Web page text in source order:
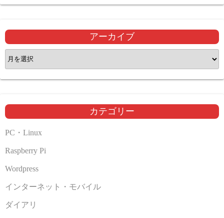
アーカイブ
ア
ー
カ
ブ
カテゴリー
PC・Linux
Raspberry Pi
Wordpress
インターネット・モバイル
ダイアリ